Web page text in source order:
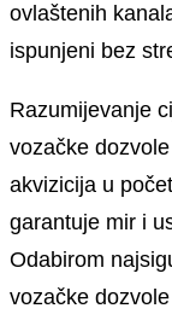
ovlaštenih
ispunjeni bez
Razumijevanje
vozačke
akvizicija u
garantuje mir i
Odabirom
vozačke